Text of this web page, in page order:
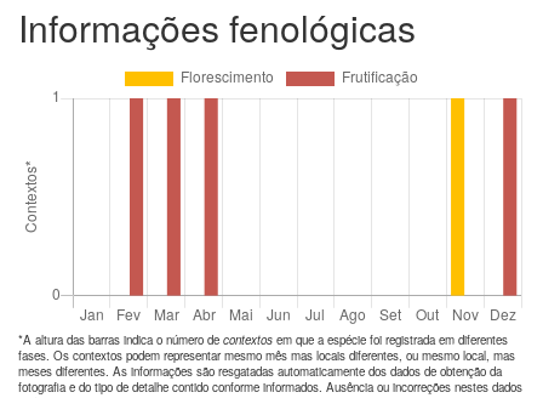
Informações fenológicas
*A altura das barras indica o número de contextos em que a espécie foi registrada em diferentes
fases. Os contextos podem representar mesmo mês mas locais diferentes, ou mesmo local, mas
meses diferentes. As informações são resgatadas automaticamente dos dados de obtenção da
fotografia e do tipo de detalhe contido conforme informados. Ausência ou incorreções nestes dados